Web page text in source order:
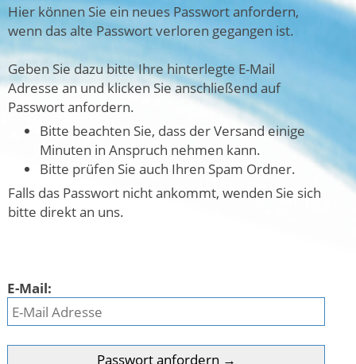
Hier können Sie ein neues Passwort anfordern,
wenn das alte Passwort verloren gegangen ist.
Geben Sie dazu bitte Ihre hinterlegte E-Mail
Adresse an und klicken Sie anschließend auf
Passwort anfordern.
Bitte beachten Sie, dass der Versand einige
Minuten in Anspruch nehmen kann.
Bitte prüfen Sie auch Ihren Spam Ordner.
Falls das Passwort nicht ankommt, wenden Sie sich
bitte direkt an uns.
E-Mail: